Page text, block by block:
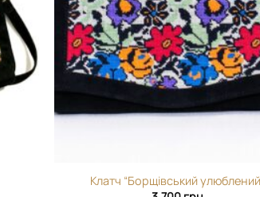
Клатч “Борщівський